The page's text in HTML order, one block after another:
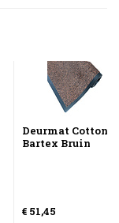
Deurmat Cotton
Bartex Bruin
€ 51,45